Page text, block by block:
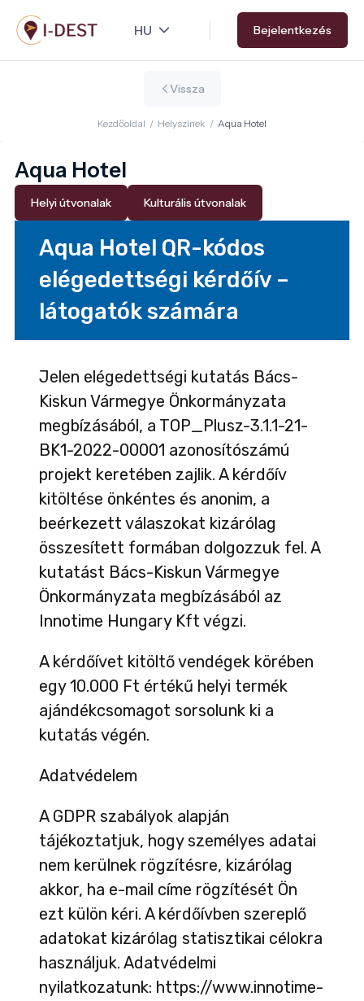
Ugrás
a
tartalomra
Bejelentkezés
Vissza
Kezdőoldal / Helyszínek / Aqua Hotel
Aqua Hotel
Helyi útvonalak Kulturális útvonalak